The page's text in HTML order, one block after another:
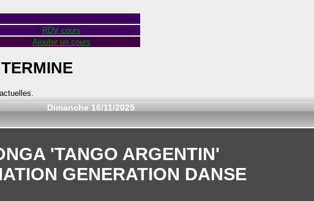
RDV cours
Ajouter un cours
Dimanche 16/11/2025
'TANGO ARGENTIN'
GENERATION DANSE